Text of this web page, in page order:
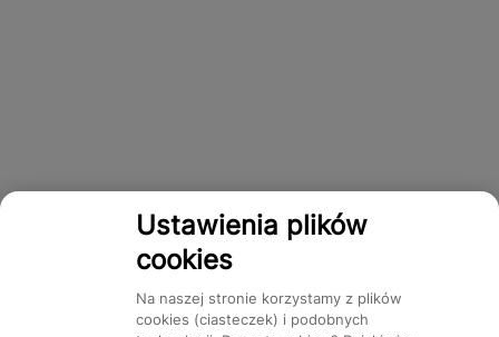
Ustawienia plików
cookies
Na naszej stronie korzystamy z plików
cookies (ciasteczek) i podobnych